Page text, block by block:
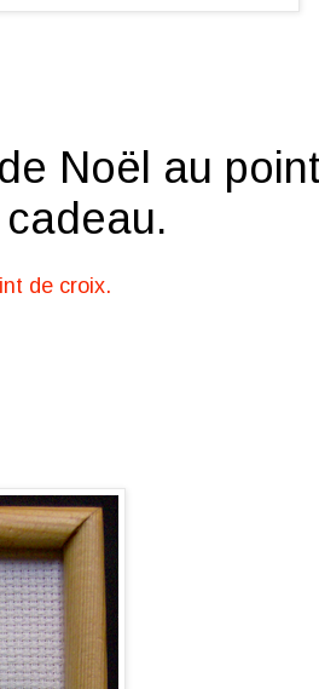
Noël au point
de croix.